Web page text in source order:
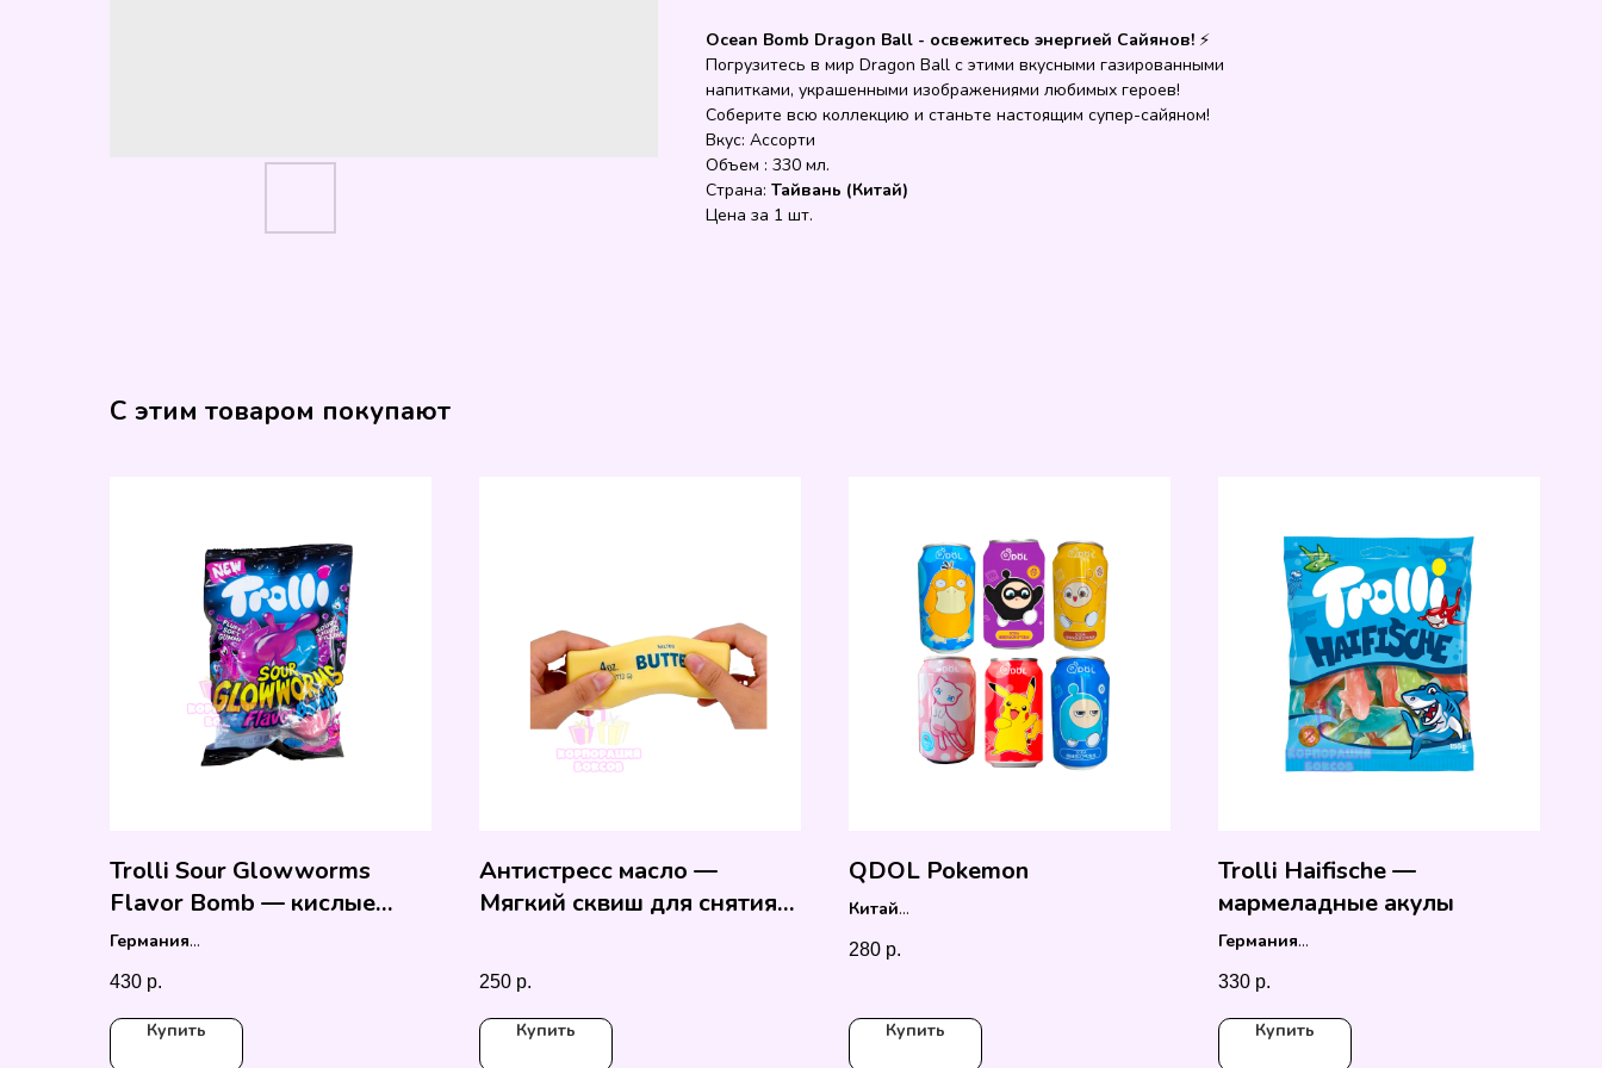
Ocean Bomb Dragon Ball - освежитесь энергией Сайянов! ⚡️
Погрузитесь в мир Dragon Ball с этими вкусными газированными
напитками, украшенными изображениями любимых героев!
Соберите всю коллекцию и станьте настоящим супер-сайяном!
Вкус: Ассорти
Объем : 330 мл.
Страна: Тайвань (Китай)
Цена за 1 шт.
С этим товаром покупают
Trolli Sour Glowworms
Flavor Bomb — кислые
светящиеся червячки
Германия
430 р.
Купить
Антистресс масло —
Мягкий сквиш для снятия
250 р.
Купить
QDOL Pokemon
Китай
280 р.
Купить
Trolli Haifische —
мармеладные акулы
Германия
330 р.
Купить